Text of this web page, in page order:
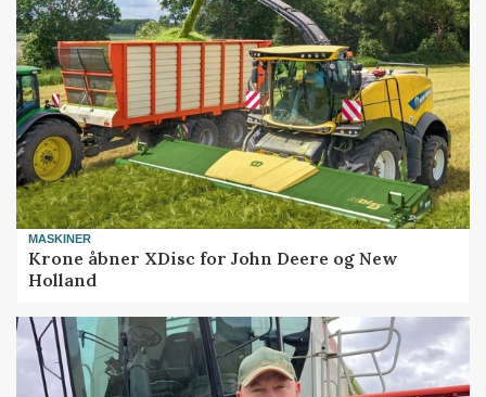
MASKINER
Krone åbner XDisc for John Deere og New
Holland